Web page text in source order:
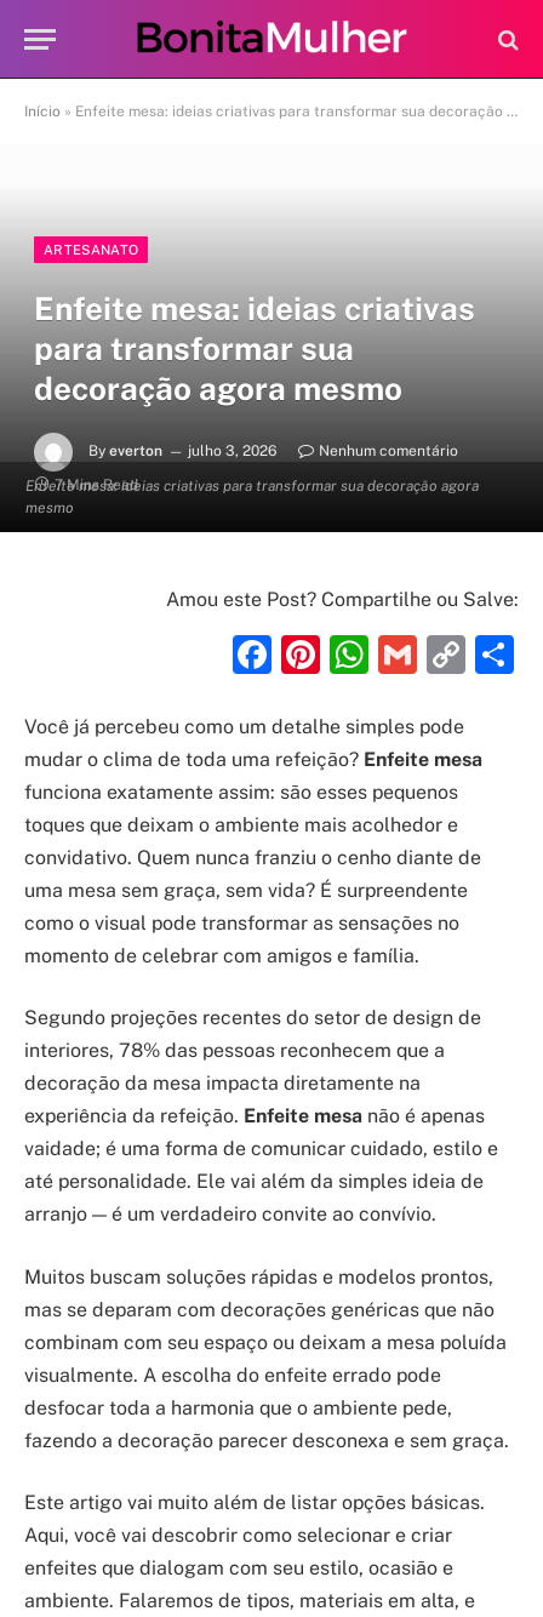
Início » Enfeite mesa: ideias criativas para transformar sua decoração agora mesmo
Enfeite mesa: ideias criativas para transformar sua decoração agora
mesmo
ARTESANATO
Enfeite mesa: ideias criativas
para transformar sua
decoração agora mesmo
By everton julho 3, 2026
Nenhum comentário
7 Mins Read
Amou este Post? Compartilhe ou Salve:
Facebook
Pinterest
Gmail
Você já percebeu como um detalhe simples pode
mudar o clima de toda uma refeição? Enfeite mesa
funciona exatamente assim: são esses pequenos
toques que deixam o ambiente mais acolhedor e
convidativo. Quem nunca franziu o cenho diante de
uma mesa sem graça, sem vida? É surpreendente
como o visual pode transformar as sensações no
momento de celebrar com amigos e família.
Segundo projeções recentes do setor de design de
interiores, 78% das pessoas reconhecem que a
decoração da mesa impacta diretamente na
experiência da refeição. Enfeite mesa não é apenas
vaidade; é uma forma de comunicar cuidado, estilo e
até personalidade. Ele vai além da simples ideia de
arranjo — é um verdadeiro convite ao convívio.
Muitos buscam soluções rápidas e modelos prontos,
mas se deparam com decorações genéricas que não
combinam com seu espaço ou deixam a mesa poluída
visualmente. A escolha do enfeite errado pode
desfocar toda a harmonia que o ambiente pede,
fazendo a decoração parecer desconexa e sem graça.
Este artigo vai muito além de listar opções básicas.
Aqui, você vai descobrir como selecionar e criar
enfeites que dialogam com seu estilo, ocasião e
ambiente. Falaremos de tipos, materiais em alta, e